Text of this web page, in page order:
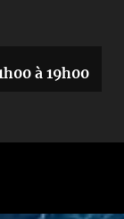
à 19h00